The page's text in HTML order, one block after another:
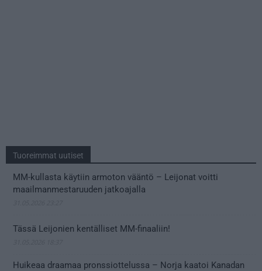
Tuoreimmat uutiset
MM-kullasta käytiin armoton vääntö – Leijonat voitti
maailmanmestaruuden jatkoajalla
Tässä Leijonien kentälliset MM-finaaliin!
Huikeaa draamaa pronssiottelussa – Norja kaatoi Kanadan